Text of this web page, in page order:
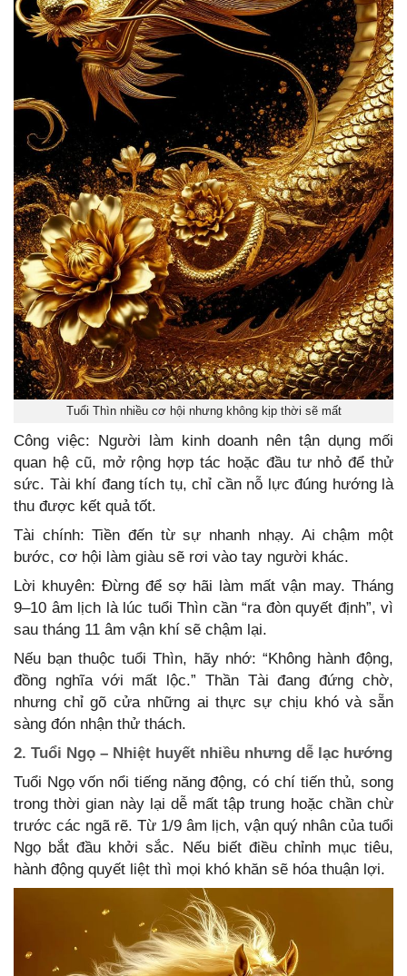
Tuổi Thìn nhiều cơ hội nhưng không kịp thời sẽ mất
Công việc: Người làm kinh doanh nên tận dụng mối
quan hệ cũ, mở rộng hợp tác hoặc đầu tư nhỏ để thử
sức. Tài khí đang tích tụ, chỉ cần nỗ lực đúng hướng là
thu được kết quả tốt.
Tài chính: Tiền đến từ sự nhanh nhạy. Ai chậm một
bước, cơ hội làm giàu sẽ rơi vào tay người khác.
Lời khuyên: Đừng để sợ hãi làm mất vận may. Tháng
9–10 âm lịch là lúc tuổi Thìn cần “ra đòn quyết định”, vì
sau tháng 11 âm vận khí sẽ chậm lại.
Nếu bạn thuộc tuổi Thìn, hãy nhớ: “Không hành động,
đồng nghĩa với mất lộc.” Thần Tài đang đứng chờ,
nhưng chỉ gõ cửa những ai thực sự chịu khó và sẵn
sàng đón nhận thử thách.
2. Tuổi Ngọ – Nhiệt huyết nhiều nhưng dễ lạc hướng
Tuổi Ngọ vốn nổi tiếng năng động, có chí tiến thủ, song
trong thời gian này lại dễ mất tập trung hoặc chần chừ
trước các ngã rẽ. Từ 1/9 âm lịch, vận quý nhân của tuổi
Ngọ bắt đầu khởi sắc. Nếu biết điều chỉnh mục tiêu,
hành động quyết liệt thì mọi khó khăn sẽ hóa thuận lợi.